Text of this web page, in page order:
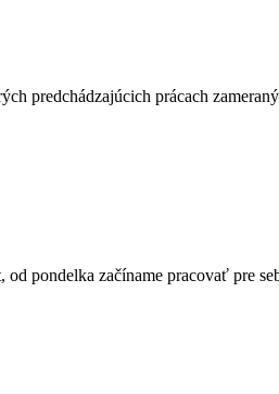
predchádzajúcich prácach
od pondelka začíname pracovať